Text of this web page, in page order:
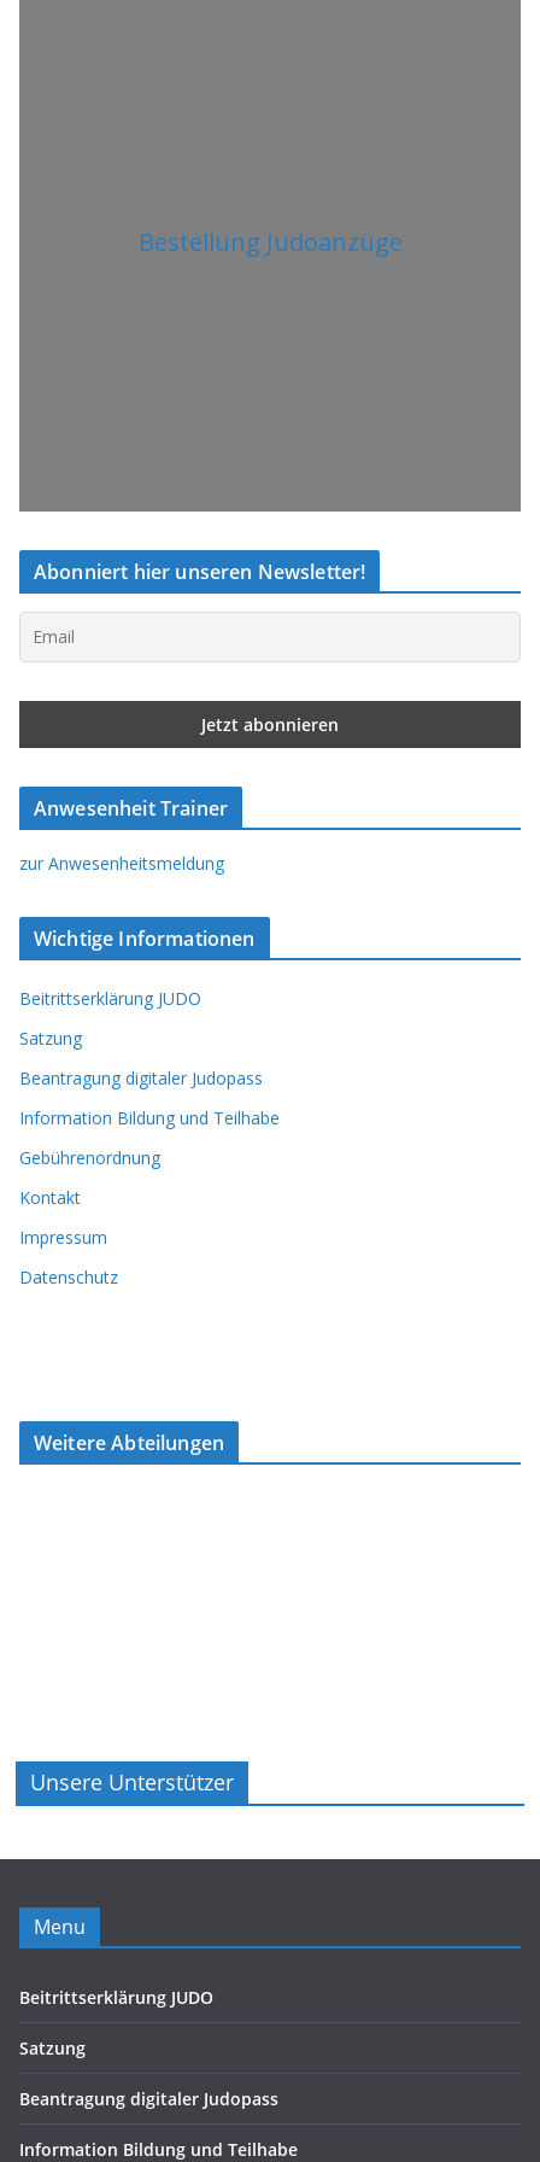
Bestellung Judoanzüge
Abonniert hier unseren Newsletter!
Anwesenheit Trainer
zur Anwesenheitsmeldung
Wichtige Informationen
Beitrittserklärung JUDO
Satzung
Beantragung digitaler Judopass
Information Bildung und Teilhabe
Gebührenordnung
Kontakt
Impressum
Datenschutz
Weitere Abteilungen
Unsere Unterstützer
Menu
Beitrittserklärung JUDO
Satzung
Beantragung digitaler Judopass
Information Bildung und Teilhabe